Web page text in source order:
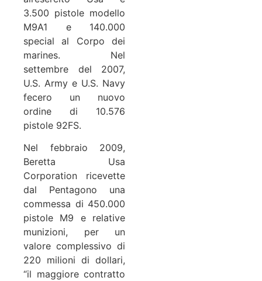
3.500 pistole modello
M9A1 e 140.000
special al Corpo dei
marines. Nel
settembre del 2007,
U.S. Army e U.S. Navy
fecero un nuovo
ordine di 10.576
pistole 92FS.
Nel febbraio 2009,
Beretta Usa
Corporation ricevette
dal Pentagono una
commessa di 450.000
pistole M9 e relative
munizioni, per un
valore complessivo di
220 milioni di dollari,
“il maggiore contratto